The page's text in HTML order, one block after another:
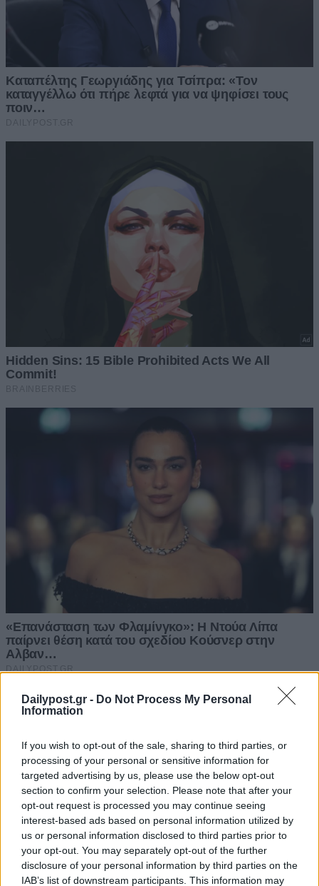
Dailypost.gr - Do Not Process My Personal
Information
If you wish to opt-out of the sale, sharing to third parties, or
processing of your personal or sensitive information for
targeted advertising by us, please use the below opt-out
section to confirm your selection. Please note that after your
opt-out request is processed you may continue seeing
interest-based ads based on personal information utilized by
us or personal information disclosed to third parties prior to
your opt-out. You may separately opt-out of the further
disclosure of your personal information by third parties on the
IAB’s list of downstream participants. This information may